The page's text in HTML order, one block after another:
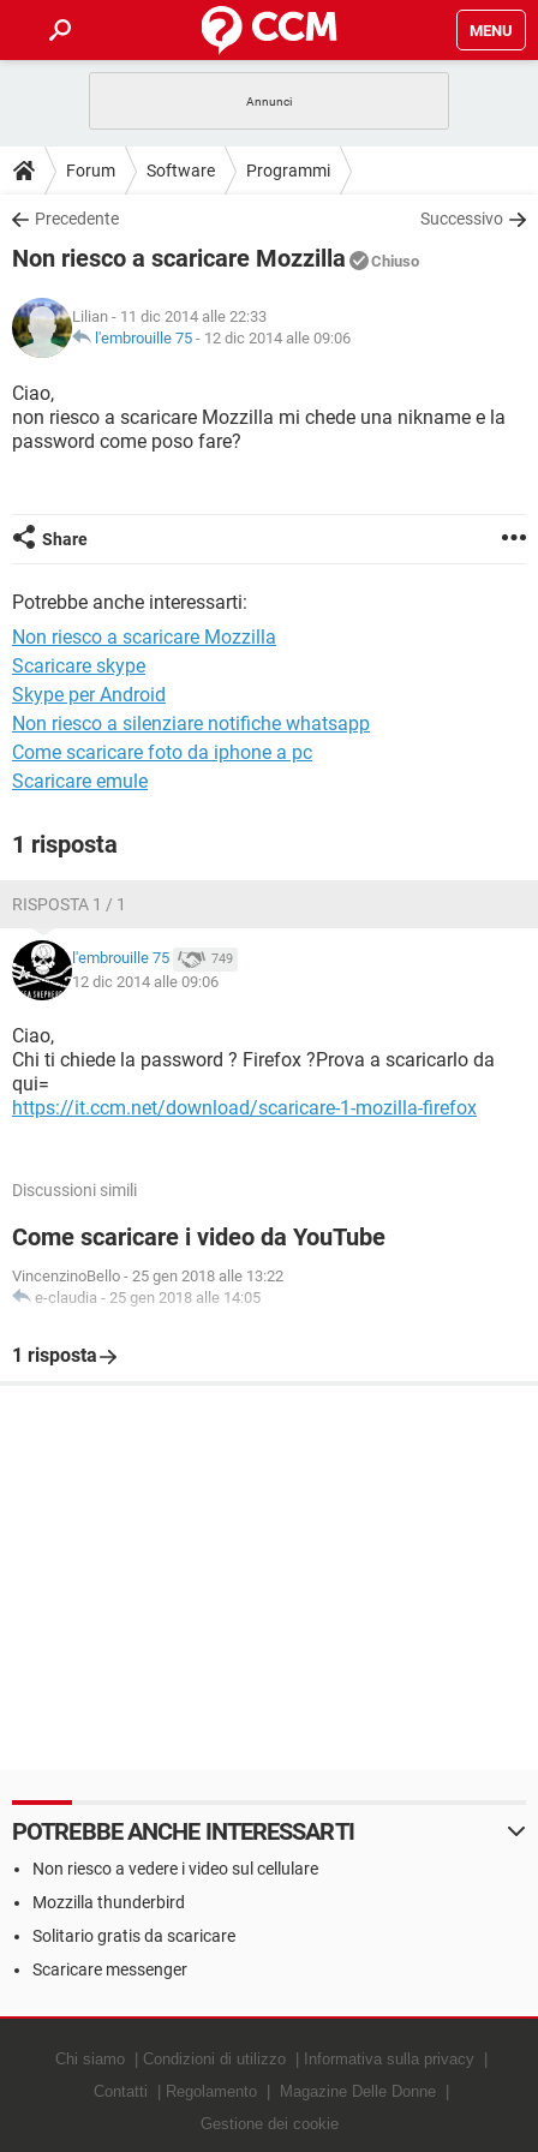
MENU
INTRATTENIMENTO ANDROID
iOS
INSTAGRAM WHATSAPP
TIKTOK
HARDWARE
GUIDE
COVID-19 GAMING
INSTAGRAM
TIKTOK
HARDWARE
DOWNLOAD
COVID-19 GAMING
INTRATTENIMENTO
iOS WINDOWS 10
INSTAGRAM
TIKTOK FACEBOOK
COVID-19
INTRATTENIMENTO
iOS
INSTAGRAM
HARDWARE
GLOSSARIO
COVID-19
INTRATTENIMENTO ANDROID
TIKTOK
Forum Software Programmi
Precedente Successivo
Non riesco a scaricare Mozzilla Chiuso
Lilian - 11 dic 2014 alle 22:33
l'embrouille 75 - 12 dic 2014 alle 09:06
Ciao,
non riesco a scaricare Mozzilla mi chede una nikname e la
password come poso fare?
Share
Potrebbe anche interessarti:
Non riesco a scaricare Mozzilla
Scaricare skype
Skype per Android
Non riesco a silenziare notifiche whatsapp
Come scaricare foto da iphone a pc
Scaricare emule
1 risposta
RISPOSTA 1 / 1
l'embrouille 75 749
12 dic 2014 alle 09:06
Ciao,
Chi ti chiede la password ? Firefox ?Prova a scaricarlo da
qui=
https://it.ccm.net/download/scaricare-1-mozilla-firefox
Discussioni simili
Come scaricare i video da YouTube
VincenzinoBello - 25 gen 2018 alle 13:22
e-claudia - 25 gen 2018 alle 14:05
1 risposta
POTREBBE ANCHE INTERESSARTI
Non riesco a vedere i video sul cellulare
Mozzilla thunderbird
Solitario gratis da scaricare
Scaricare messenger
Chi siamo Condizioni di utilizzo
Informativa sulla privacy
Contatti
Regolamento
Magazine Delle Donne
Gestione dei cookie